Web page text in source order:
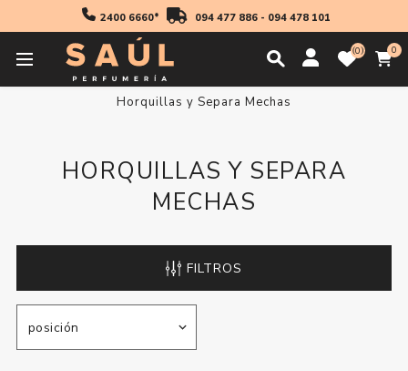
2400 6660* 094 477 886- 094 478 101
0 0
Inicio Accesorios
Horquillas y Separa Mechas
HORQUILLAS Y SEPARA
MECHAS
FILTROS